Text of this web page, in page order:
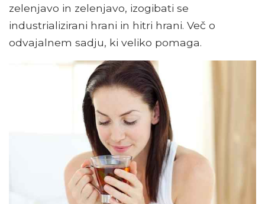
zelenjavo in zelenjavo, izogibati se
industrializirani hrani in hitri hrani. Več o
odvajalnem sadju, ki veliko pomaga.